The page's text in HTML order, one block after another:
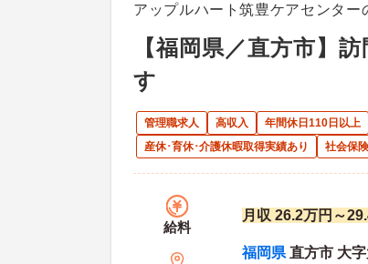
アップルハート筑豊ケアセンター
【福岡県／直方市】
す
管理職求人 高収入 年間休日110日以上
産休･育休･介護休暇取得実績あり
社会保
給料
月収 26.2万円～
福岡県 直方市 大